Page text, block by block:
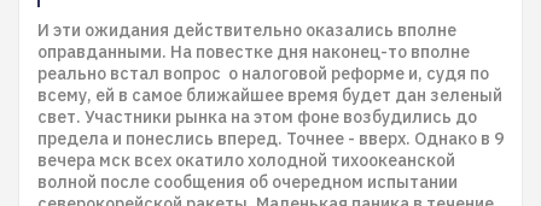
И эти ожидания действительно оказались вполне
оправданными. На повестке дня наконец-то вполне
реально встал вопрос о налоговой реформе и, судя по
всему, ей в самое ближайшее время будет дан зеленый
свет. Участники рынка на этом фоне возбудились до
предела и понеслись вперед. Точнее - вверх. Однако в 9
вечера мск всех окатило холодной тихоокеанской
волной после сообщения об очередном испытании